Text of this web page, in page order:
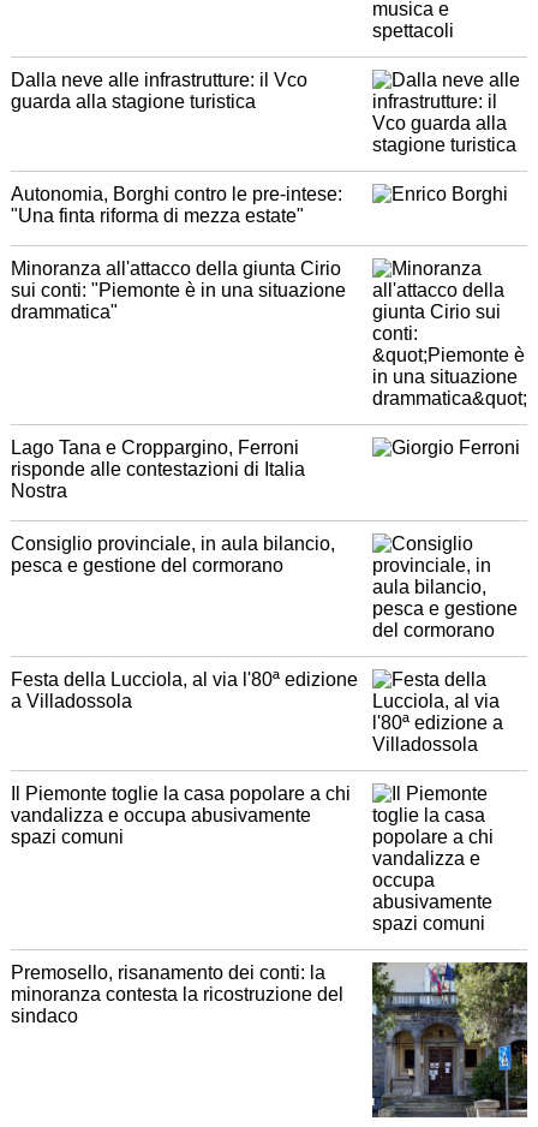
Dalla neve alle infrastrutture: il Vco
guarda alla stagione turistica
Autonomia, Borghi contro le pre-intese:
"Una finta riforma di mezza estate"
Minoranza all'attacco della giunta Cirio
sui conti: "Piemonte è in una situazione
drammatica"
Lago Tana e Croppargino, Ferroni
risponde alle contestazioni di Italia
Nostra
Consiglio provinciale, in aula bilancio,
pesca e gestione del cormorano
Festa della Lucciola, al via l'80ª edizione
a Villadossola
Il Piemonte toglie la casa popolare a chi
vandalizza e occupa abusivamente
spazi comuni
Premosello, risanamento dei conti: la
minoranza contesta la ricostruzione del
sindaco